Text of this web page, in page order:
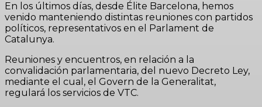
En los últimos días, desde Élite Barcelona, hemos
venido manteniendo distintas reuniones con partidos
políticos, representativos en el Parlament de
Catalunya.
Reuniones y encuentros, en relación a la
convalidación parlamentaria, del nuevo Decreto Ley,
mediante el cual, el Govern de la Generalitat,
regulará los servicios de VTC.